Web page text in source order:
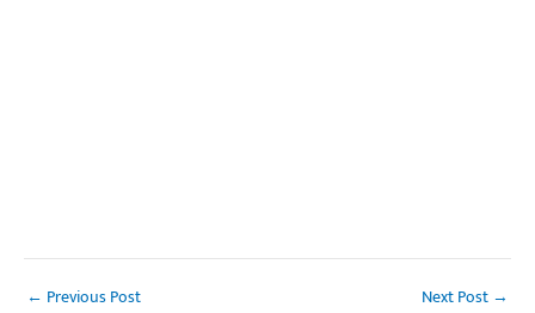
← Previous Post Next Post →